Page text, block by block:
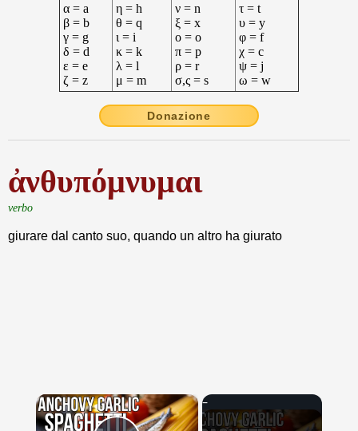
α = a
β = b
γ = g
δ = d
ε = e
ζ = z
η = h
θ = q
ι = i
κ = k
λ = l
μ = m
ν = n
ξ = x
ο = o
π = p
ρ = r
σ,ς = s
τ = t
υ = y
φ = f
χ = c
ψ = j
ω = w
Donazione
ἀνθυπόμνυμαι
verbo
giurare dal canto suo, quando un altro ha giurato
×